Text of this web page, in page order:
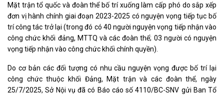
Mặt trận tổ quốc và đoàn thể bố trí xuống làm cấp phó do sắp xếp
đơn vị hành chính giai đoạn 2023-2025 có nguyện vọng tiếp tục bố
trí công tác trở lại (trong đó có 40 người nguyện vọng tiếp nhận vào
công chức khối đảng, MTTQ và các đoàn thể; 03 người có nguyện
vọng tiếp nhận vào công chức khối chính quyền).
Do cơ bản các đối tượng có nhu cầu nguyện vọng được bố trí lại
công chức thuộc khối Đảng, Mặt trận và các đoàn thể, ngày
25/7/2025, Sở Nội vụ đã có Báo cáo số 4110/BC-SNV gửi Ban Tổ